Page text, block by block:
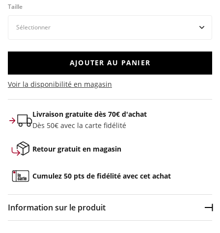
Taille
AJOUTER AU PANIER
Voir la disponibilité en magasin
Livraison gratuite dès 70€ d'achat
Dès 50€ avec la carte fidélité
Retour gratuit en magasin
Cumulez 50 pts de fidélité avec cet achat
Information sur le produit